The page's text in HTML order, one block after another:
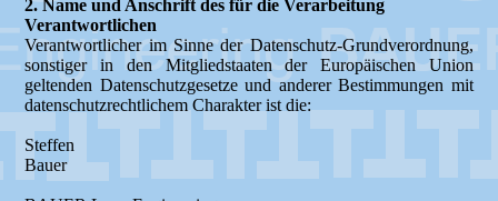
2. Name und Anschrift des für die Verarbeitung
Verantwortlichen
Verantwortlicher im Sinne der Datenschutz-Grundverordnung,
sonstiger in den Mitgliedstaaten der Europäischen Union
geltenden Datenschutzgesetze und anderer Bestimmungen mit
datenschutzrechtlichem Charakter ist die:
Steffen
Bauer